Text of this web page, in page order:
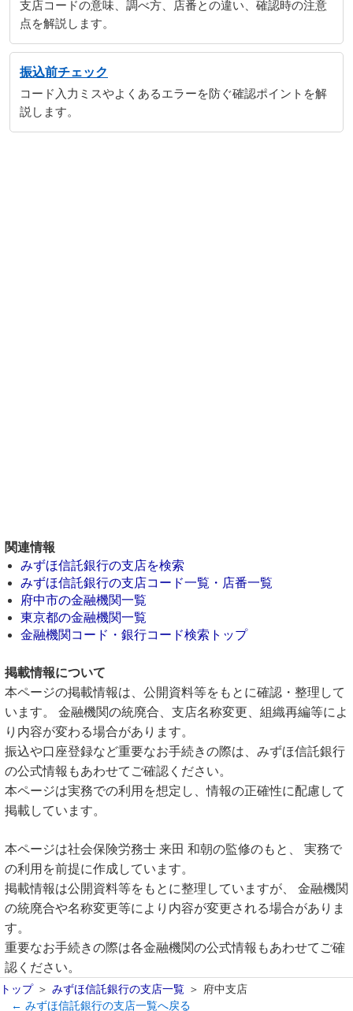
支店コードの意味、調べ方、店番との違い、確認時の注意
点を解説します。
振込前チェック
コード入力ミスやよくあるエラーを防ぐ確認ポイントを解
説します。
関連情報
みずほ信託銀行の支店を検索
みずほ信託銀行の支店コード一覧・店番一覧
府中市の金融機関一覧
東京都の金融機関一覧
金融機関コード・銀行コード検索トップ
掲載情報について
本ページの掲載情報は、公開資料等をもとに確認・整理して
います。 金融機関の統廃合、支店名称変更、組織再編等によ
り内容が変わる場合があります。
振込や口座登録など重要なお手続きの際は、みずほ信託銀行
の公式情報もあわせてご確認ください。
本ページは実務での利用を想定し、情報の正確性に配慮して
掲載しています。
本ページは社会保険労務士 来田 和朝の監修のもと、 実務で
の利用を前提に作成しています。
掲載情報は公開資料等をもとに整理していますが、 金融機関
の統廃合や名称変更等により内容が変更される場合がありま
す。
重要なお手続きの際は各金融機関の公式情報もあわせてご確
認ください。
トップ みずほ信託銀行の支店一覧
府中支店
← みずほ信託銀行の支店一覧へ戻る